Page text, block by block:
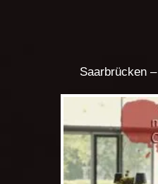
Saarbrücken